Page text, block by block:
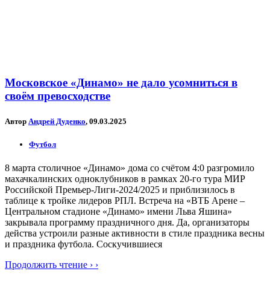
Московское «Динамо» не дало усомниться в
своём превосходстве
Автор Андрей Дуденко, 09.03.2025
Футбол
8 марта столичное «Динамо» дома со счётом 4:0 разгромило
махачкалинских одноклубников в рамках 20-го тура МИР
Российской Премьер-Лиги-2024/2025 и приблизилось в
таблице к тройке лидеров РПЛ. Встреча на «ВТБ Арене –
Центральном стадионе «Динамо» имени Льва Яшина»
закрывала программу праздничного дня. Да, организаторы
действа устроили разные активности в стиле праздника весны
и праздника футбола. Соскучившиеся
Продолжить чтение › ›